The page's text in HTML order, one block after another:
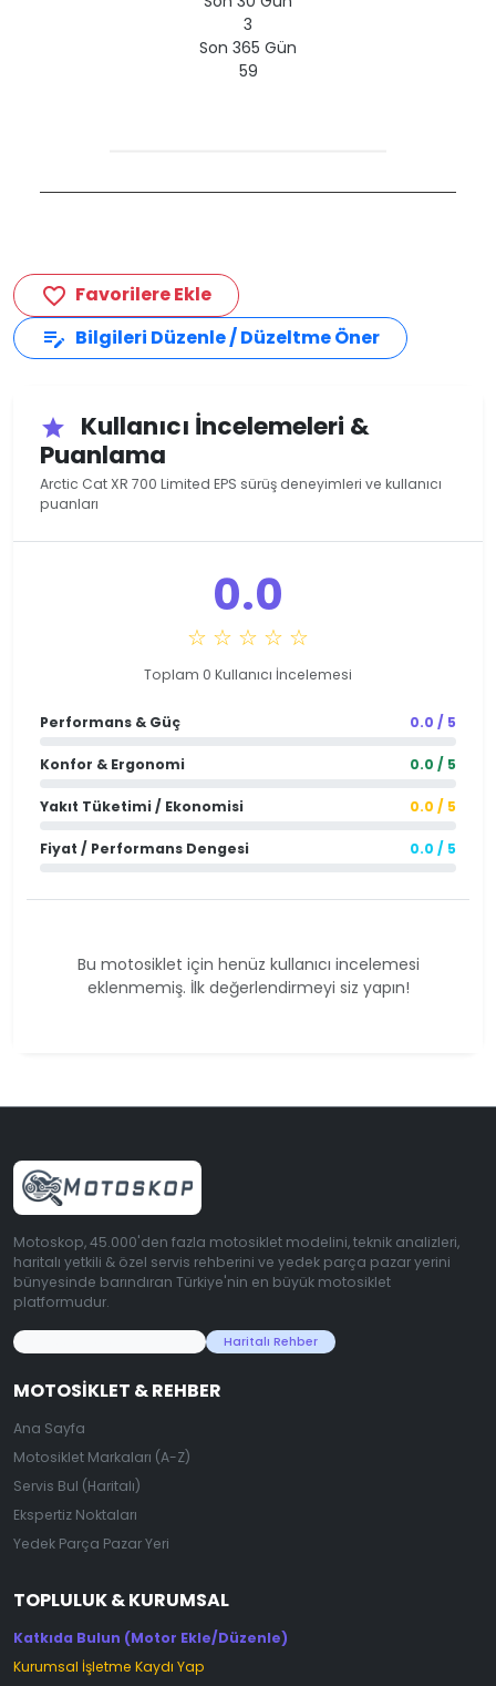
3
Son 365 Gün
59
favorite_border Favorilere Ekle
edit_note Bilgileri Düzenle / Düzeltme Öner
star
Kullanıcı İncelemeleri &
Puanlama
Arctic Cat XR 700 Limited EPS sürüş deneyimleri ve kullanıcı
puanları
0.0
☆ ☆ ☆ ☆ ☆
Toplam 0 Kullanıcı İncelemesi
Performans & Güç 0.0 / 5
Konfor & Ergonomi 0.0 / 5
Yakıt Tüketimi / Ekonomisi 0.0 / 5
Fiyat / Performans Dengesi 0.0 / 5
Bu motosiklet için henüz kullanıcı incelemesi
eklenmemiş. İlk değerlendirmeyi siz yapın!
Motoskop, 45.000'den fazla motosiklet modelini, teknik analizleri,
haritalı yetkili & özel servis rehberini ve yedek parça pazar yerini
bünyesinde barındıran Türkiye'nin en büyük motosiklet
platformudur.
Haritalı Rehber
MOTOSIKLET & REHBER
Ana Sayfa
Motosiklet Markaları (A-Z)
Servis Bul (Haritalı)
Ekspertiz Noktaları
Yedek Parça Pazar Yeri
TOPLULUK & KURUMSAL
Katkıda Bulun (Motor Ekle/Düzenle)
Kurumsal İşletme Kaydı Yap